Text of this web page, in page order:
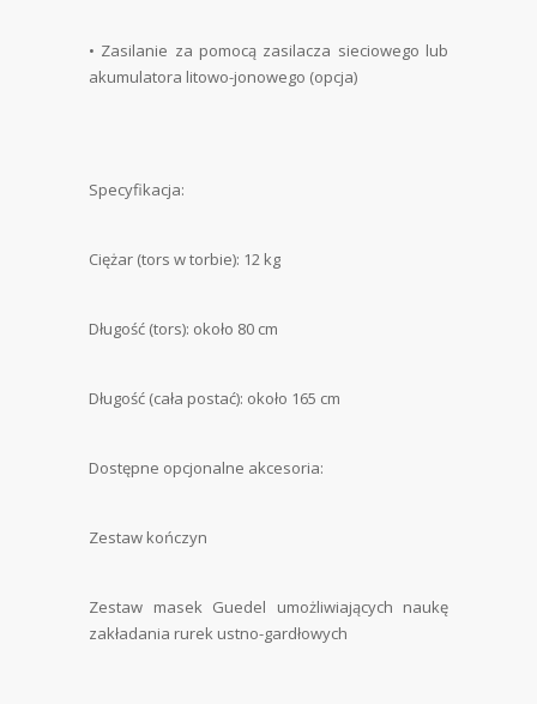
• Zasilanie za pomocą zasilacza sieciowego lub
akumulatora litowo-jonowego (opcja)
Specyfikacja:
Ciężar (tors w torbie): 12 kg
Długość (tors): około 80 cm
Długość (cała postać): około 165 cm
Dostępne opcjonalne akcesoria:
Zestaw kończyn
Zestaw masek Guedel umożliwiających naukę
zakładania rurek ustno-gardłowych